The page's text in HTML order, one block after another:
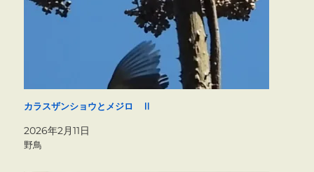
カラスザンショウとメジロ Ⅱ
2026年2月11日
野鳥